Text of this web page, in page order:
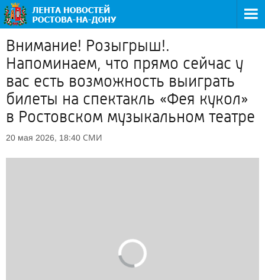
Внимание! Розыгрыш!.
Напоминаем, что прямо сейчас у
вас есть возможность выиграть
билеты на спектакль «Фея кукол»
в Ростовском музыкальном театре
20 мая 2026, 18:40 СМИ